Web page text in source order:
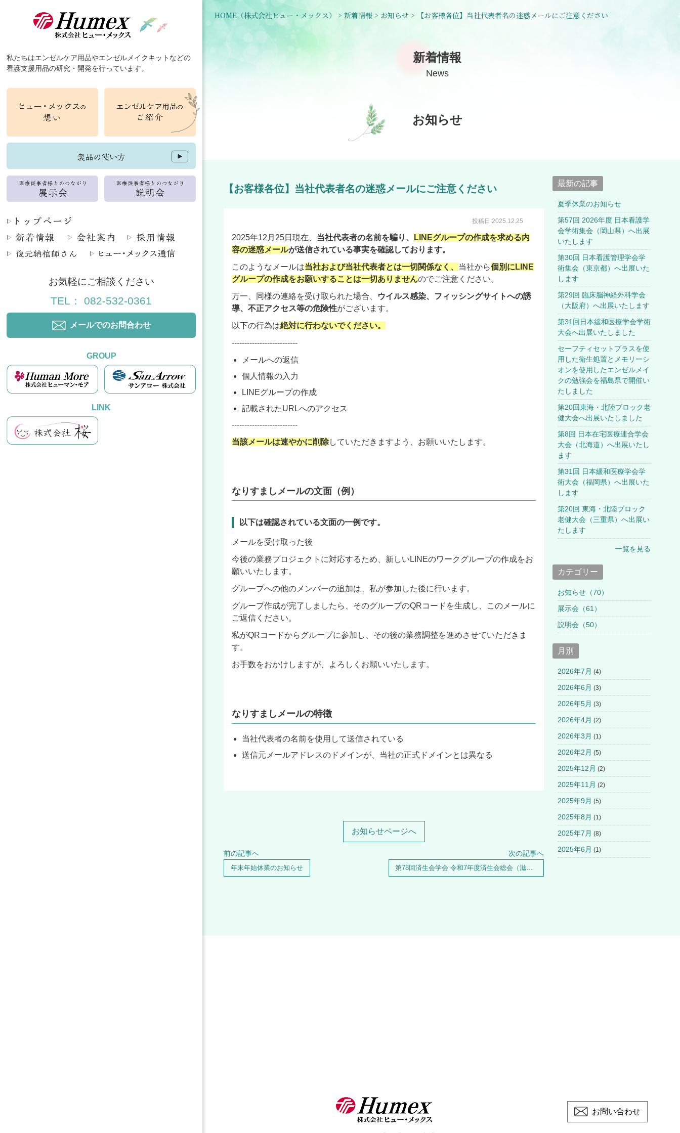
私たちはエンゼルケア用品やエンゼルメイクキット などの
看護支援用品の研究・ 開発を行っています。
お気軽にご相談ください
TEL： 082-532-0361
メールでのお問合わせ
GROUP
LINK
HOME （株式会社ヒュー・メックス） > 新着情報 > お知らせ > 【お客様各位】当社代表者名の迷惑メールにご注意ください
新着情報
News
お知らせ
【お客様各位】当社代表者名の迷惑メールにご注意ください
投稿日:2025.12.25
2025年12月25日現在、 当社代表者の名前を騙り、
LINEグループの作成を求める内
容の迷惑メールが送信されている事実を確認しております。
このようなメールは当社および当社代表者とは一切関係なく、 当社から個別にLINE
グループの作成をお願いすることは一切ありませんのでご注意ください。
万一、同様の連絡を受け取られた場合、
ウイルス感染、フィッシングサイトへの誘
導、不正アクセス等の危険性がございます。
以下の行為は絶対に行わないでください。
--------------------------
メールへの返信
個人情報の入力
LINEグループの作成
記載されたURLへのアクセス
--------------------------
当該メールは速やかに削除していただきますよう、お願いいたします。
なりすましメールの文面（例）
以下は確認されている文面の一例です。
メールを受け取った後
今後の業務プロジェクトに対応するため、新しいLINEのワークグループの作成をお
願いいたします。
グループへの他のメンバーの追加は、私が参加した後に行います。
グループ作成が完了しましたら、そのグループのQRコードを生成し、このメールに
ご返信ください。
私がQRコードからグループに参加し、その後の業務調整を進めさせていただきま
す。
お手数をおかけしますが、よろしくお願いいたします。
なりすましメールの特徴
当社代表者の名前を使用して送信されている
送信元メールアドレスのドメインが、当社の正式ドメインとは異なる
お知らせページへ
前の記事へ
年末年始休業のお知らせ
次の記事へ
第78回済生会学会 令和7年度済生会総会（滋賀県）へ出展いたします
最新の記事
夏季休業のお知らせ
第57回 2026年度 日本看護学
会学術集会（岡山県）へ出展
いたします
第30回 日本看護管理学会学
術集会（東京都）へ出展いた
します
第29回 臨床脳神経外科学会
（大阪府）へ出展いたします
第31回日本緩和医療学会学術
大会へ出展いたしました
セーフティセットプラスを使
用した衛生処置とメモリーシ
オンを使用したエンゼルメイ
クの勉強会を福島県で開催い
たしました
第20回東海・北陸ブロック老
健大会へ出展いたしました
第8回 日本在宅医療連合学会
大会（北海道）へ出展いたし
ます
第31回 日本緩和医療学会学
術大会（福岡県）へ出展いた
します
第20回 東海・北陸ブロック
老健大会（三重県）へ出展い
たします
一覧を見る
カテゴリー
お知らせ（70）
展示会（61）
説明会（50）
月別
2026年7月 (4)
2026年6月 (3)
2026年5月 (3)
2026年4月 (2)
2026年3月 (1)
2026年2月 (5)
2025年12月 (2)
2025年11月 (2)
2025年9月 (5)
2025年8月 (1)
2025年7月 (8)
2025年6月 (1)
お問い合わせ